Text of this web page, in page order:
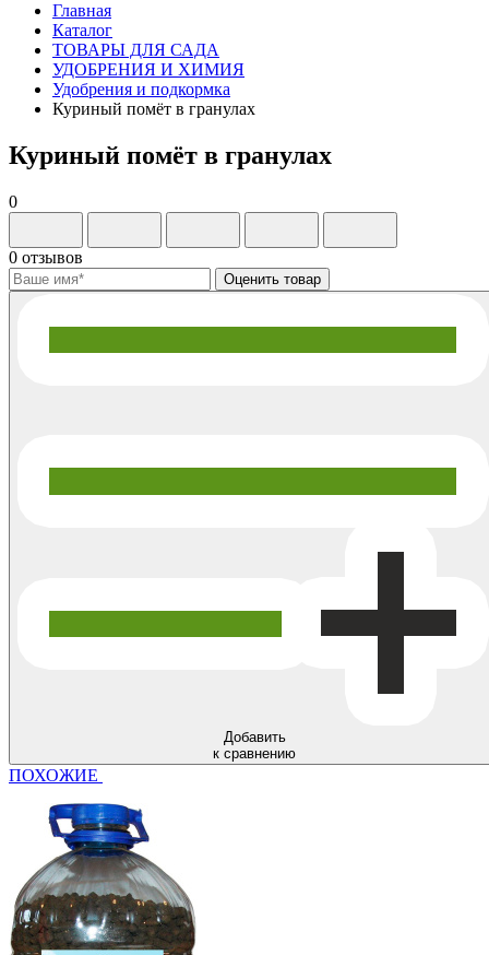
Главная
Каталог
ТОВАРЫ ДЛЯ САДА
УДОБРЕНИЯ И ХИМИЯ
Удобрения и подкормка
Куриный помёт в гранулах
Куриный помёт в гранулах
0
0 отзывов
Добавить
к сравнению
ПОХОЖИЕ